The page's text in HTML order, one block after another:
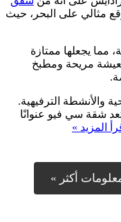
مثالي على البحر، حيث
مما يجعلها ممتازة
مريحة ومطبخ
والأنشطة الترفيهية.
شقة سي فيو عنوانًا
المزيد »
أكثر »